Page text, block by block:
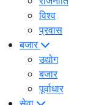
विश्व
प्रवास
बजार
उद्योग
बजार
पूर्वाधार